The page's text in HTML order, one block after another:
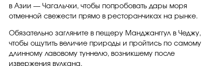
в Азии — Чагальчхи, чтобы попробовать дары моря
отменной свежести прямо в ресторанчиках на рынке.
Обязательно загляните в пещеру Манджанггул в Чеджу,
чтобы ощутить величие природы и пройтись по самому
длинному лавовому туннелю, возникшему после
извержения вулкана.